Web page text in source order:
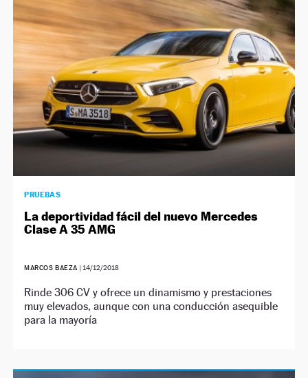
NEWSLETTER
PRUEBAS
La deportividad fácil del nuevo Mercedes
Clase A 35 AMG
MARCOS BAEZA | 14/12/2018
Rinde 306 CV y ofrece un dinamismo y prestaciones
muy elevados, aunque con una conducción asequible
para la mayoría